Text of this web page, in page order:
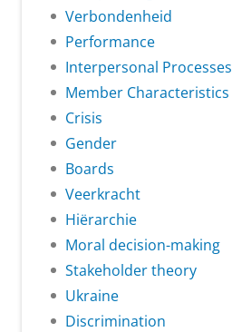
Verbondenheid
Performance
Interpersonal Processes
Member Characteristics
Crisis
Gender
Boards
Veerkracht
Hiërarchie
Moral decision-making
Stakeholder theory
Ukraine
Discrimination